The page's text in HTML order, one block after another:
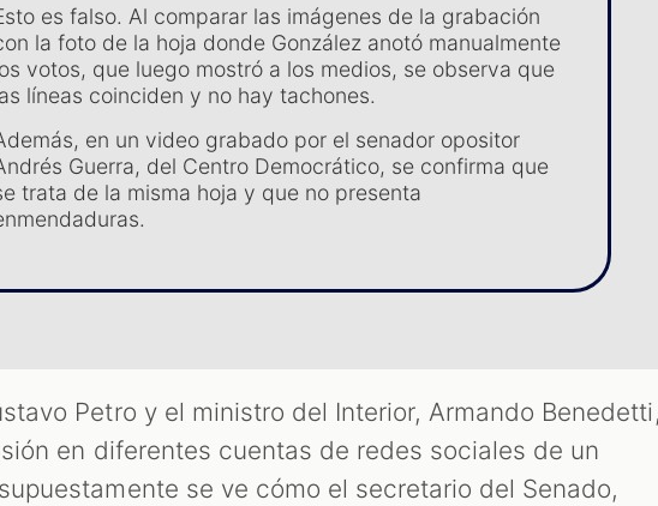
es falso. Al comparar las imágenes de la grabación
la foto de la hoja donde González anotó manualmente
votos, que luego mostró a los medios, se observa que
líneas coinciden y no hay tachones.
en un video grabado por el senador opositor
Guerra, del Centro Democrático, se confirma que
trata de la misma hoja y que no presenta
Petro y el ministro del Interior, Armando
en diferentes cuentas de redes sociales de un
se ve cómo el secretario del Senado,